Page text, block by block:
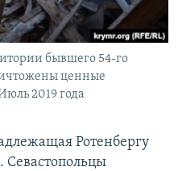
бывшего 54-го
ценные
2019 года
Ротенбергу